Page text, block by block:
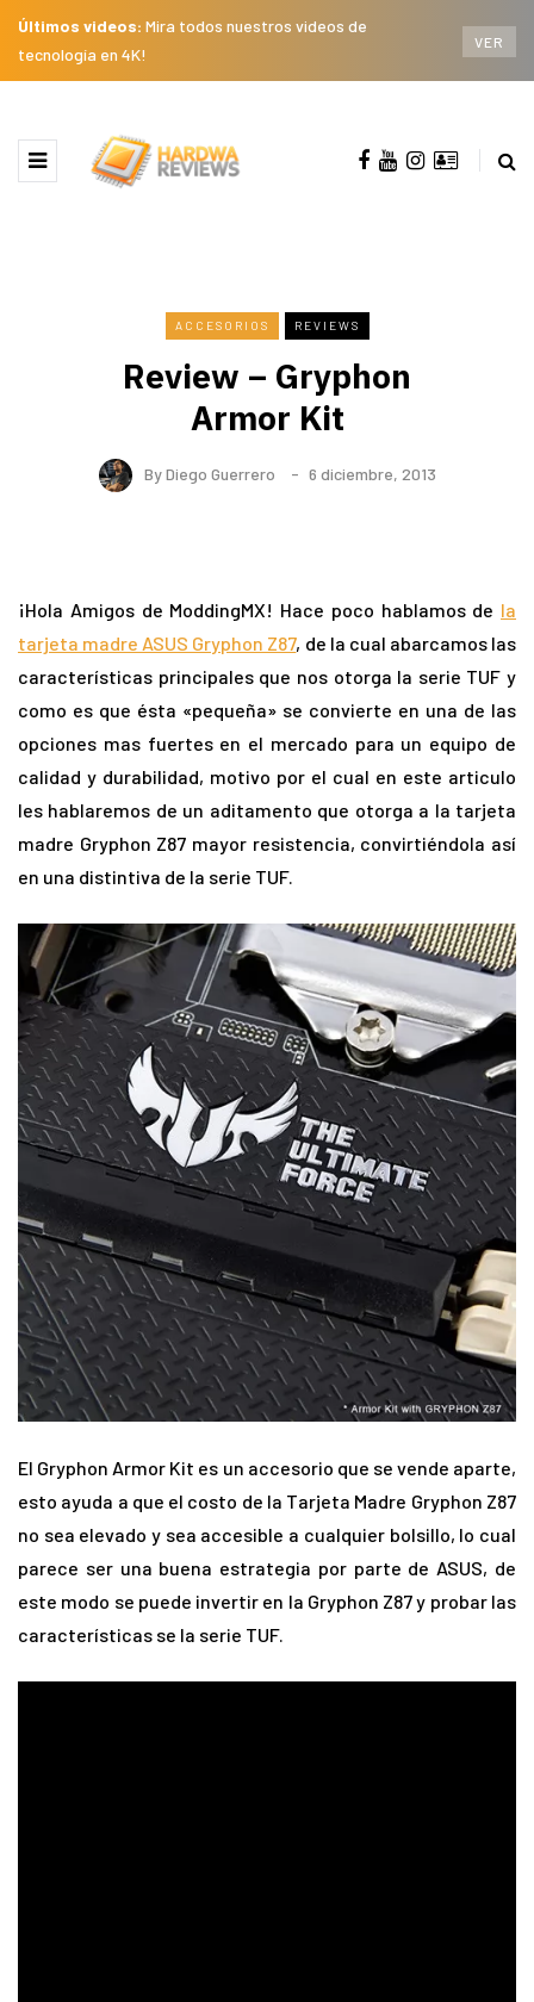
Últimos videos: Mira todos nuestros videos de
tecnología en 4K!
VER
ACCESORIOS REVIEWS
Review – Gryphon
Armor Kit
ByDiego Guerrero 6 diciembre, 2013
¡Hola Amigos de ModdingMX! Hace poco hablamos de la
tarjeta madre ASUS Gryphon Z87, de la cual abarcamos las
características principales que nos otorga la serie TUF y
como es que ésta «pequeña» se convierte en una de las
opciones mas fuertes en el mercado para un equipo de
calidad y durabilidad, motivo por el cual en este articulo
les hablaremos de un aditamento que otorga a la tarjeta
madre Gryphon Z87 mayor resistencia, convirtiéndola así
en una distintiva de la serie TUF.
El Gryphon Armor Kit es un accesorio que se vende aparte,
esto ayuda a que el costo de la Tarjeta Madre Gryphon Z87
no sea elevado y sea accesible a cualquier bolsillo, lo cual
parece ser una buena estrategia por parte de ASUS, de
este modo se puede invertir en la Gryphon Z87 y probar las
características se la serie TUF.